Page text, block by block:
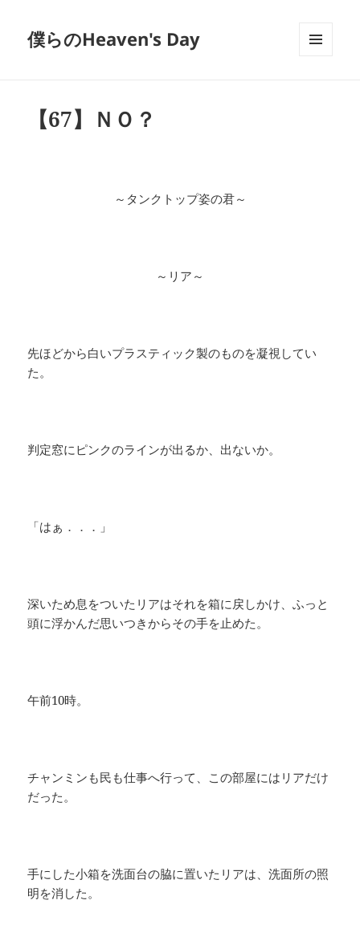
僕らのHeaven's Day
【67】ＮＯ？
～タンクトップ姿の君～
～リア～
先ほどから白いプラスティック製のものを凝視してい
た。
判定窓にピンクのラインが出るか、出ないか。
「はぁ．．．」
深いため息をついたリアはそれを箱に戻しかけ、ふっと
頭に浮かんだ思いつきからその手を止めた。
午前10時。
チャンミンも民も仕事へ行って、この部屋にはリアだけ
だった。
手にした小箱を洗面台の脇に置いたリアは、洗面所の照
明を消した。